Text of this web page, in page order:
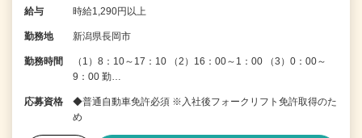
給与 時給1,290円以上
勤務地 新潟県長岡市
勤務時間
（1）8：10～17：10 （2）16：00～1：00 （3）0：00～
9：00 勤…
応募資格
◆普通自動車免許必須 ※入社後フォークリフト免許取得のた
め